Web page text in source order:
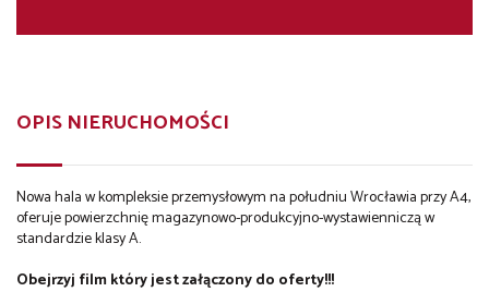
OPIS NIERUCHOMOŚCI
Nowa hala w kompleksie przemysłowym na południu Wrocławia przy A4,
oferuje powierzchnię magazynowo-produkcyjno-wystawienniczą w
standardzie klasy A.
Obejrzyj film który jest załączony do oferty!!!